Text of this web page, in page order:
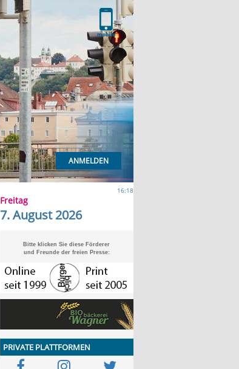
ANMELDEN
16:18
Freitag
7. August 2026
Bitte klicken Sie diese Förderer
und Freunde der freien Presse:
PRIVATE PLATTFORMEN